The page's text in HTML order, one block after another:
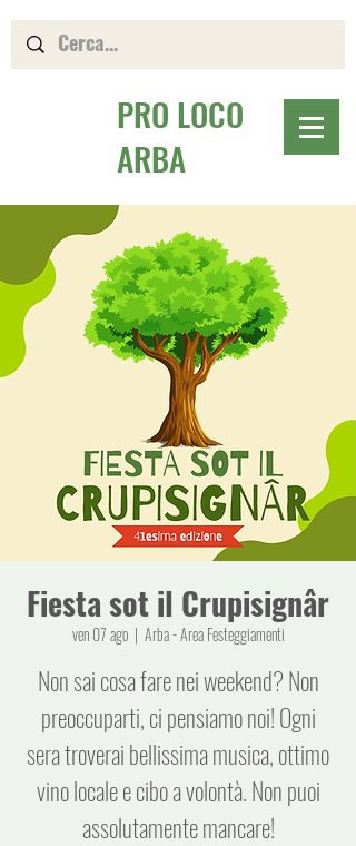
PRO LOCO
ARBA
Fiesta sot il Crupisignâr
ven 07 ago
  |
Arba - Area Festeggiamenti
Non sai cosa fare nei weekend? Non
preoccuparti, ci pensiamo noi! Ogni
sera troverai bellissima musica, ottimo
vino locale e cibo a volontà. Non puoi
assolutamente mancare!